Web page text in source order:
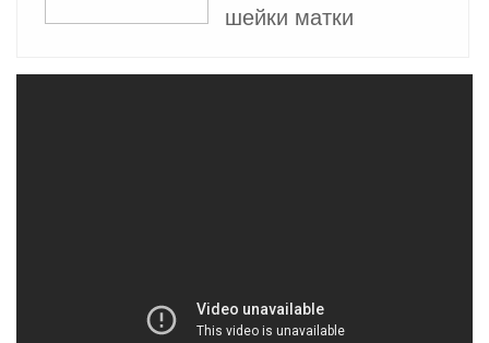
шейки матки